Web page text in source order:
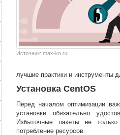
Источник: max-ko.ru
лучшие практики и инструменты
Установка CentOS
Перед началом оптимизации
установки обязательно
Избыточные пакеты не
потребление ресурсов.